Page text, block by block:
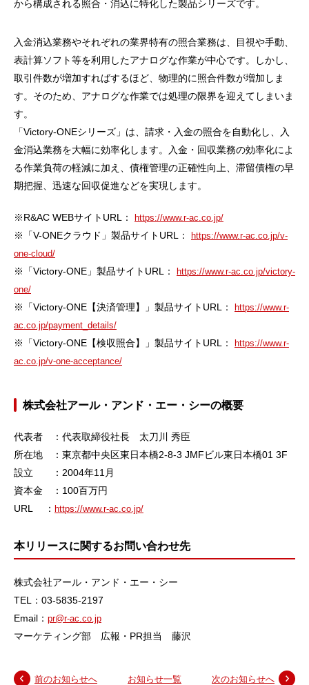
から構成される照合・消込に特化した製品シリーズです。
入金消込業務やそれぞれの業界特有の照合業務は、目視や手動、
表計算ソフト等を利用したアナログな作業が中心です。しかし、
取引件数が増加すればするほど、物理的に照合件数が増加しま
す。そのため、アナログな作業では処理の限界を迎えてしまいま
す。
「Victory-ONEシリーズ」は、請求・入金の照合を自動化し、入
金消込業務を大幅に効率化します。入金・回収業務の効率化によ
る作業負荷の軽減に加え、債権管理の正確性向上、滞留債権の早
期把握、迅速な回収促進などを実現します。
※R&AC WEBサイトURL： https://www.r-ac.co.jp/
※「V-ONEクラウド」製品サイトURL： https://www.r-ac.co.jp/v-
one-cloud/
※「Victory-ONE」製品サイトURL： https://www.r-ac.co.jp/victory-
one/
※「Victory-ONE【決済管理】」製品サイトURL： https://www.r-
ac.co.jp/payment_details/
※「Victory-ONE【検収照合】」製品サイトURL： https://www.r-
ac.co.jp/v-one-acceptance/
株式会社アール・アンド・エー・シーの概要
代表者 ：代表取締役社長 太刀川 秀臣
所在地 ：東京都中央区東日本橋2-8-3 JMFビル東日本橋01 3F
設立 ：2004年11月
資本金 ：100百万円
URL ： https://www.r-ac.co.jp/
本リリースに関するお問い合わせ先
株式会社アール・アンド・エー・シー
TEL：03-5835-2197
Email： pr@r-ac.co.jp
マーケティング部 広報・PR担当 藤沢
前のお知らせへ お知らせ一覧 次のお知らせへ